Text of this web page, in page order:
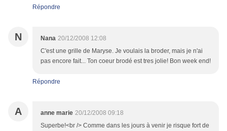
Répondre
N Nana 20/12/2008 12:08
C'est une grille de Maryse. Je voulais la broder, mais je n'ai
pas encore fait... Ton coeur brodé est tres jolie! Bon week end!
Répondre
A anne marie 20/12/2008 09:18
Superbe!<br /> Comme dans les jours à venir je risque fort de